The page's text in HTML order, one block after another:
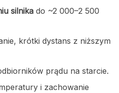
silnika do ~2 000–2 500
krótki dystans z niższym
prądu na starcie.
i zachowanie